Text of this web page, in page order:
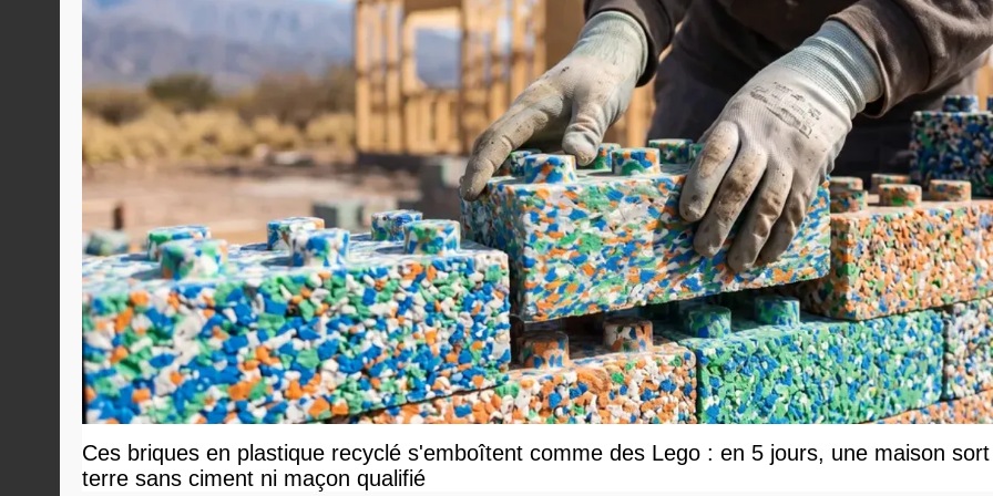
Ces briques en plastique recyclé s'emboîtent comme des Lego : en 5 jours, une maison
terre sans ciment ni maçon qualifié